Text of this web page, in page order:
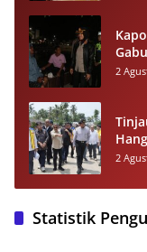
2
2
Statistik